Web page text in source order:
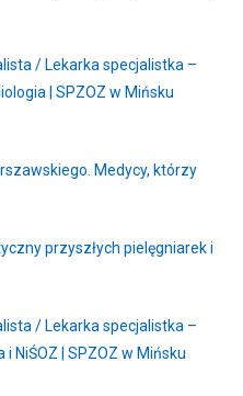
/ Lekarka specjalistka –
| SPZOZ w Mińsku
Medycy, którzy
przyszłych pielęgniarek i
/ Lekarka specjalistka –
NiŚOZ | SPZOZ w Mińsku